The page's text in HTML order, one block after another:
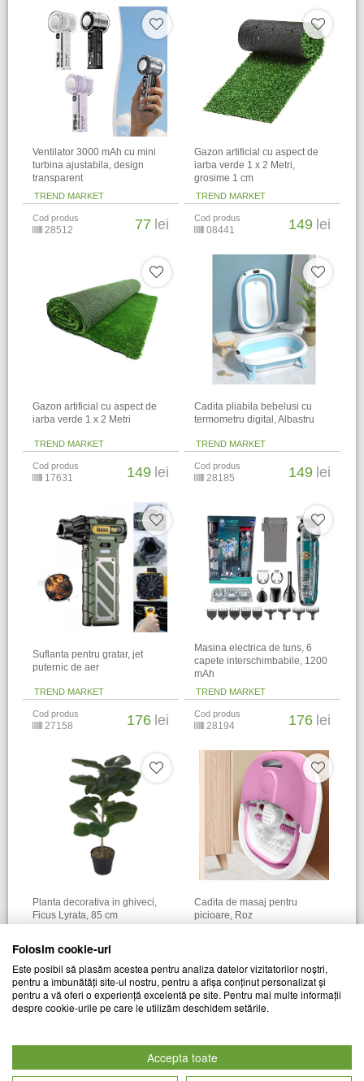
Ventilator 3000 mAh cu mini
turbina ajustabila, design
transparent
TREND MARKET
Cod produs
28512 77 lei
Gazon artificial cu aspect de
iarba verde 1 x 2 Metri,
grosime 1 cm
TREND MARKET
Cod produs
08441 149 lei
Gazon artificial cu aspect de
iarba verde 1 x 2 Metri
TREND MARKET
Cod produs
17631 149 lei
Cadita pliabila bebelusi cu
termometru digital, Albastru
TREND MARKET
Cod produs
28185 149 lei
Suflanta pentru gratar, jet
puternic de aer
TREND MARKET
Cod produs
27158 176 lei
Masina electrica de tuns, 6
capete interschimbabile, 1200
mAh
TREND MARKET
Cod produs
28194 176 lei
Planta decorativa in ghiveci,
Ficus Lyrata, 85 cm
28326 165 lei
Cadita de masaj pentru
picioare, Roz
27446 196 lei
Folosim cookie-uri
Este posibil să plasăm acestea pentru analiza datelor vizitatorilor noștri,
pentru a îmbunătăți site-ul nostru, pentru a afișa conținut personalizat și
pentru a vă oferi o experiență excelentă pe site. Pentru mai multe informații
despre cookie-urile pe care le utilizăm deschidem setările.
Accepta toate